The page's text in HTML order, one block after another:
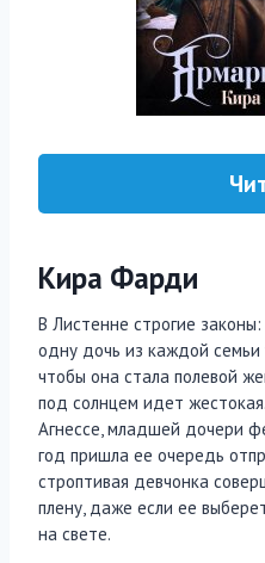
Кира Фарди
В Листенне строгие
одну дочь из каждой семьи
чтобы она стала полевой
под солнцем идет жестокая.
Агнессе, младшей дочери
год пришла ее очередь
строптивая девчонка
плену, даже если ее
на свете.